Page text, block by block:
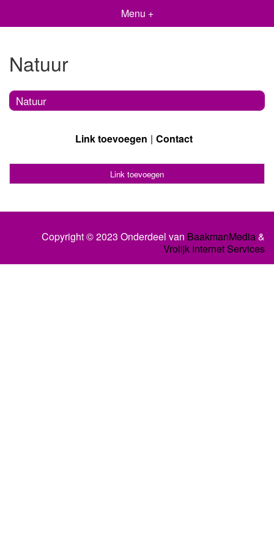
Menu +
Natuur
Natuur
Link toevoegen Contact
Link toevoegen
Copyright © 2023 Onderdeel van BaakmanMedia&
Vrolijk Internet Services